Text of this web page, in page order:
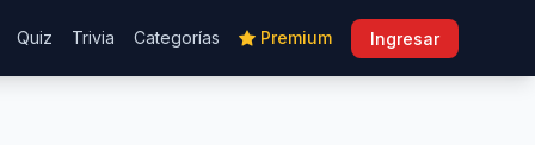
Quiz Trivia Categorías Premium Ingresar